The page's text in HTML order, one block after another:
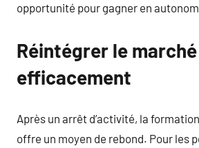
opportunité pour gagner en
Réintégrer le
efficacement
Après un arrêt d’activité, la
offre un moyen de rebond. Pour les